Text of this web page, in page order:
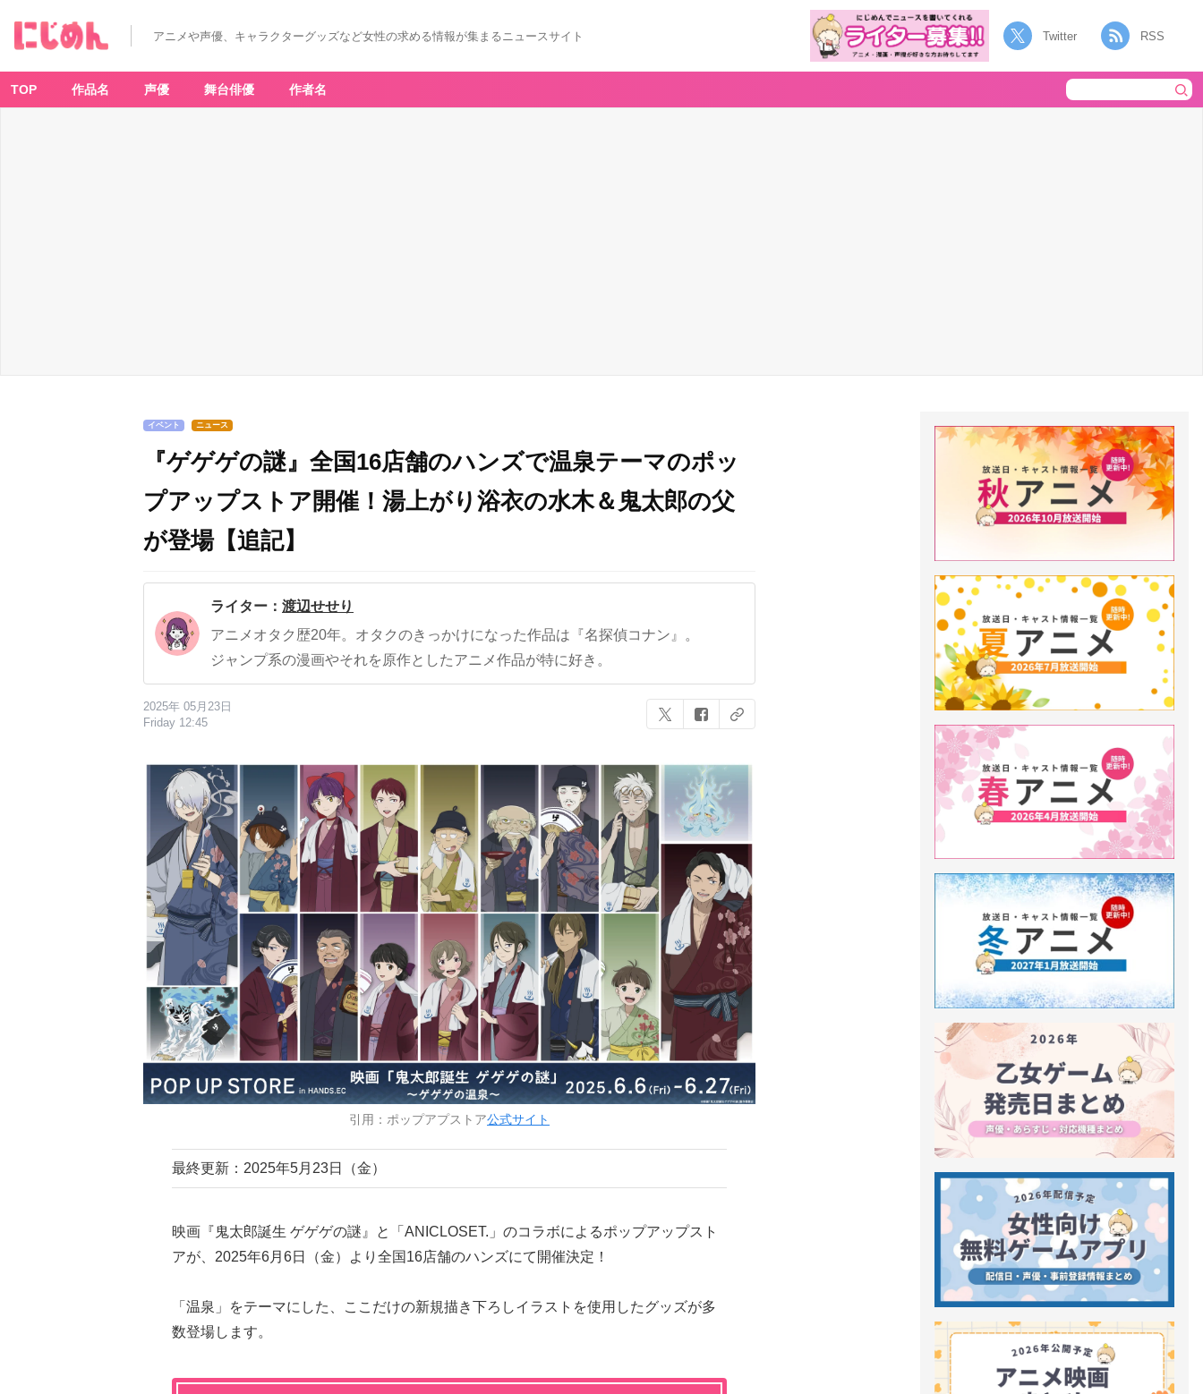
アニメや声優、キャラクターグッズなど女性の求める情報が集まるニュースサイト Twitter RSS
TOP 作品名 声優 舞台俳優 作者名
イベント ニュース
『ゲゲゲの謎』全国16店舗のハンズで温泉テーマのポッ
プアップストア開催！湯上がり浴衣の水木＆鬼太郎の父
が登場【追記】
ライター： 渡辺せせり
アニメオタク歴20年。オタクのきっかけになった作品は『名探偵コナン』。
ジャンプ系の漫画やそれを原作としたアニメ作品が特に好き。
2025年 05月23日
Friday 12:45
引用：ポップアプストア公式サイト
最終更新：2025年5月23日（金）
映画『鬼太郎誕生 ゲゲゲの謎』と「ANICLOSET.」のコラボによるポップアップスト
アが、2025年6月6日（金）より全国16店舗のハンズにて開催決定！
「温泉」をテーマにした、ここだけの新規描き下ろしイラストを使用したグッズが多
数登場します。